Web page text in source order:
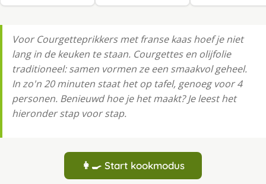
Voor Courgetteprikkers met franse kaas hoef je niet
lang in de keuken te staan. Courgettes en olijfolie
traditioneel: samen vormen ze een smaakvol geheel.
In zo'n 20 minuten staat het op tafel, genoeg voor 4
personen. Benieuwd hoe je het maakt? Je leest het
hieronder stap voor stap.
👩‍🍳 Start kookmodus